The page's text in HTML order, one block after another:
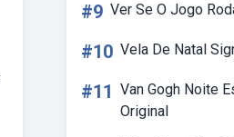
#9 Ver Se O Jogo
#10 Vela De Natal
#11 Van Gogh Noite
Original